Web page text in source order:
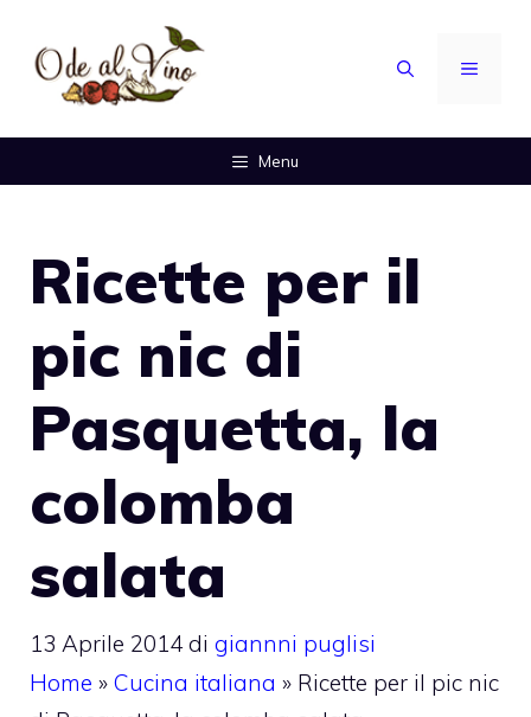
contenuto
MENU
Menu
Ricette per il
pic nic di
Pasquetta, la
colomba
salata
13 Aprile 2014 di giannni puglisi
Home » Cucina italiana » Ricette per il pic nic